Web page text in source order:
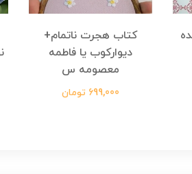
کتاب هجرت ناتمام+
دیوارکوب یا فاطمه
معصومه س
699,000 تومان